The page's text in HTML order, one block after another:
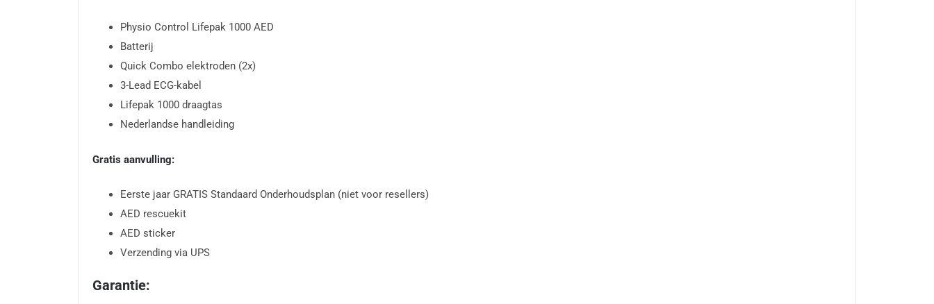
Physio Control Lifepak 1000 AED
Batterij
Quick Combo elektroden (2x)
3-Lead ECG-kabel
Lifepak 1000 draagtas
Nederlandse handleiding
Gratis aanvulling:
Eerste jaar GRATIS Standaard Onderhoudsplan (niet voor resellers)
AED rescuekit
AED sticker
Verzending via UPS
Garantie: